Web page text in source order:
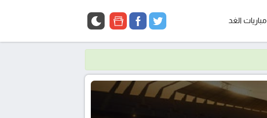
مباريات الغد twitter
facebook
google